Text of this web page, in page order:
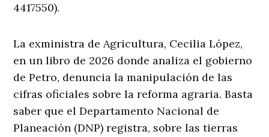
4417550).
La exministra de Agricultura, Cecilia López,
en un libro de 2026 donde analiza el gobierno
de Petro, denuncia la manipulación de las
cifras oficiales sobre la reforma agraria. Basta
saber que el Departamento Nacional de
Planeación (DNP) registra, sobre las tierras